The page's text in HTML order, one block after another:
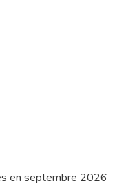
en septembre 2026